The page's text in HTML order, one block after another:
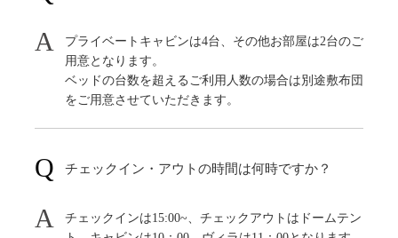
プライベートキャビンは4台、その他お部屋は2台のご
用意となります。
ベッドの台数を超えるご利用人数の場合は別途敷布団
をご用意させていただきます。
チェックイン・アウトの時間は何時ですか？
チェックインは15:00~、チェックアウトはドームテン